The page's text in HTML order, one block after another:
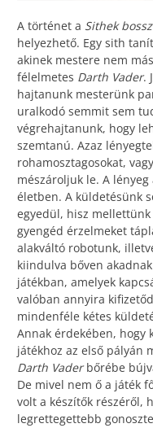
A történet a Sithek
helyezhető. Egy sith
akinek mestere nem
félelmetes Darth Vader.
hajtanunk mesterünk
uralkodó semmit sem
végrehajtanunk, hogy
szemtanú. Azaz
rohamosztagosokat,
mészároljuk le. A
életben. A küldetésünk
egyedül, hisz
gyengéd érzelmeket
alakváltó robotunk,
kiindulva bőven
játékban, amelyek
valóban annyira
mindenféle kétes
Annak érdekében, hogy
játékhoz az első pályán
Darth Vaderbőrébe
De mivel nem ő a játék
volt a készítők részéről,
legrettegettebb